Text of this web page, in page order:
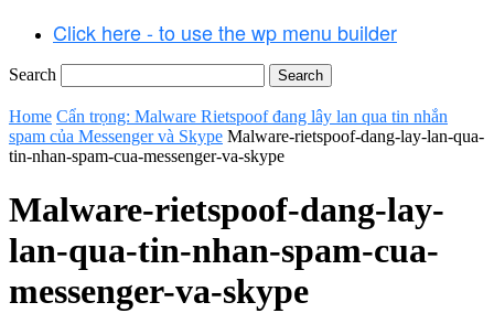
Click here - to use the wp menu builder
Search
Home Cẩn trọng: Malware Rietspoof đang lây lan qua tin nhắn
spam của Messenger và Skype Malware-rietspoof-dang-lay-lan-qua-
tin-nhan-spam-cua-messenger-va-skype
Malware-rietspoof-dang-lay-
lan-qua-tin-nhan-spam-cua-
messenger-va-skype